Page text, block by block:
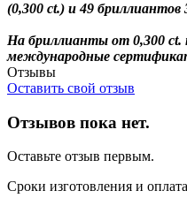
(0,300 ct.) и 49 бриллиантов
На бриллианты от 0,300 ct.
международные
Отзывы
Оставить свой отзыв
Отзывов пока нет.
Оставьте отзыв первым.
Сроки изготовления и оплата